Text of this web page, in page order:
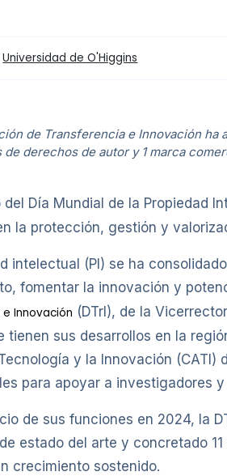
Universidad de O'Higgins
de Transferencia e Innovación ha
de derechos de autor y 1 marca
del Día Mundial de la Propiedad
la protección, gestión y
intelectual (PI) se ha
fomentar la innovación y
Innovación (DTrI), de la
tienen sus desarrollos en la
y la Innovación (CATI)
para apoyar a investigadores
de sus funciones en 2024, la
estado del arte y concretado
crecimiento sostenido.